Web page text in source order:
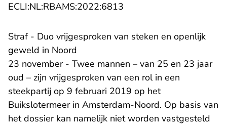
ECLI:NL:RBAMS:2022:6813
Straf - Duo vrijgesproken van steken en openlijk
geweld in Noord
23 november - Twee mannen – van 25 en 23 jaar
oud – zijn vrijgesproken van een rol in een
steekpartij op 9 februari 2019 op het
Buikslotermeer in Amsterdam-Noord. Op basis van
het dossier kan namelijk niet worden vastgesteld